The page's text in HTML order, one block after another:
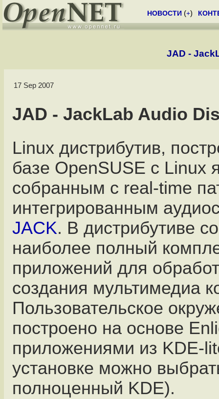
НОВОСТИ (+)
JAD -
17 Sep 2007
JAD - JackLab Audio
Linux дистрибутив,
базе OpenSUSE c Linux
собранным с real-time
интегрированным
JACK. В дистрибутиве
наиболее полный
приложений для
создания мультимедиа
Пользовательское
построено на основе
приложениями из KDE-
установке можно
полноценный KDE).